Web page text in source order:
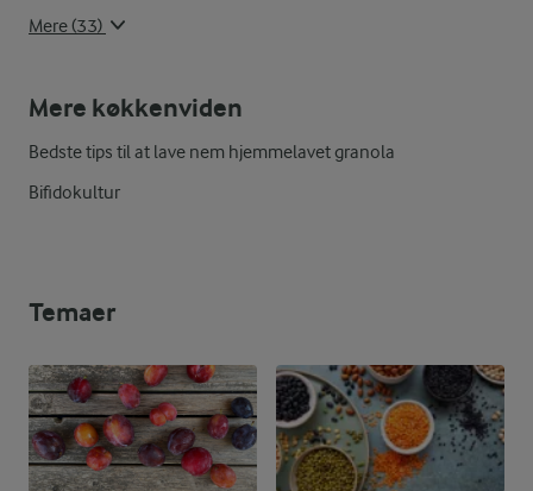
Mere (33)
Mere køkkenviden
Bedste tips til at lave nem hjemmelavet granola
Bifidokultur
Temaer